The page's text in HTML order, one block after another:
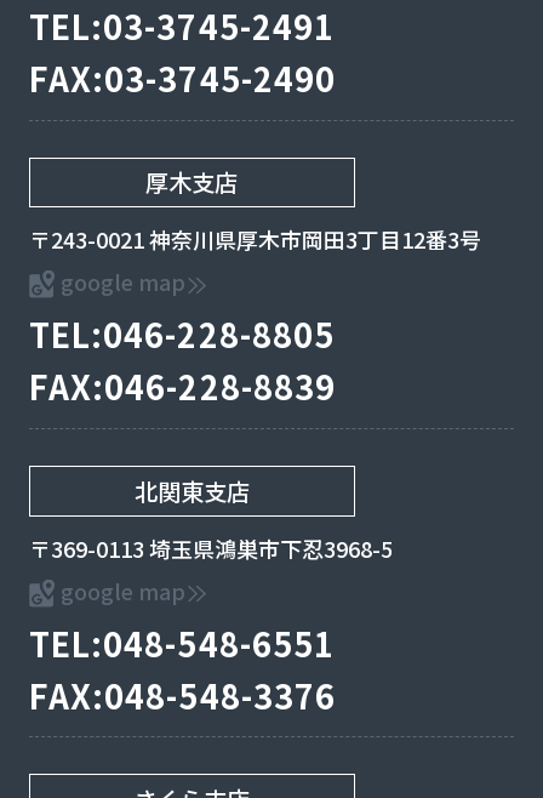
TEL:03-3745-2491
FAX:03-3745-2490
厚木支店
〒243-0021 神奈川県厚木市岡田3丁目12番3号
google map
TEL:046-228-8805
FAX:046-228-8839
北関東支店
〒369-0113 埼玉県鴻巣市下忍3968-5
google map
TEL:048-548-6551
FAX:048-548-3376